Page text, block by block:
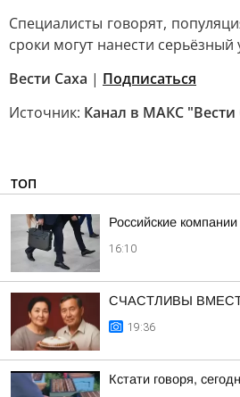
Специалисты говорят,
сроки могут нанести
Вести Саха | Подписаться
Источник: Канал в МАКС "Вести
ТОП
Российские
16:10
СЧАСТЛИВЫ ВМЕСТЕ-
19:36
Кстати говоря,